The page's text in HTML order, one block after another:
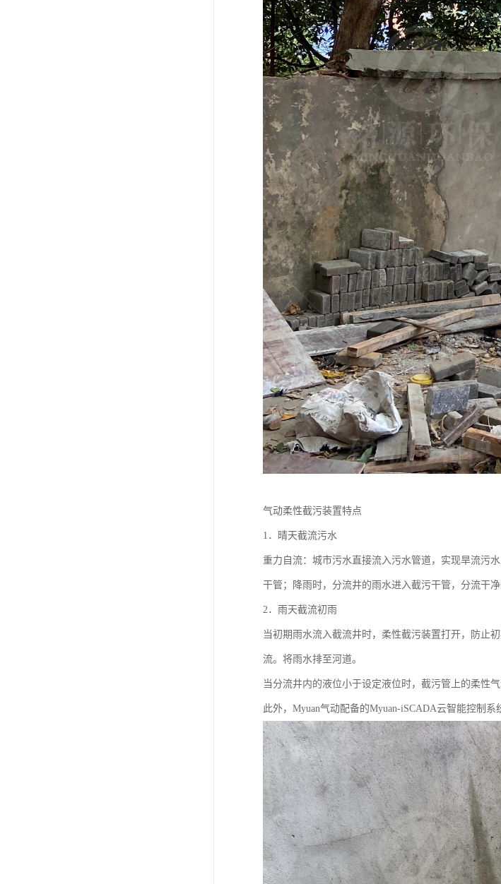
气动柔性截污装置特点
1．晴天截流污水
重力自流：城市污水直接流入污水管道，实现旱流污
干管；降雨时，分流井的雨水进入截污干管，分流干
2．雨天截流初雨
当初期雨水流入截流井时，柔性截污装置打开，防止
流。将雨水排至河道。
当分流井内的液位小于设定液位时，截污管上的柔性
此外，Myuan气动配备的Myuan-iSCADA云智能控制